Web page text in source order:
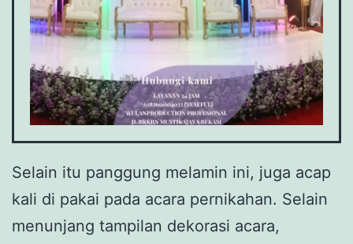
Selain itu panggung melamin ini, juga acap
kali di pakai pada acara pernikahan. Selain
menunjang tampilan dekorasi acara,